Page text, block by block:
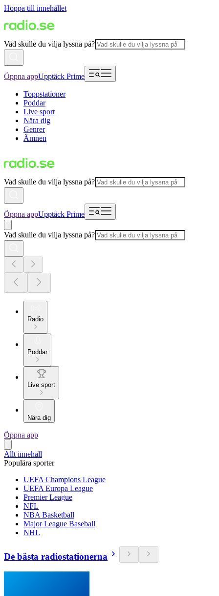
Hoppa till innehållet
Vad skulle du vilja lyssna på?
Öppna appUpptäck Prime
Toppstationer
Poddar
Live sport
Nära dig
Genrer
Ämnen
Vad skulle du vilja lyssna på?
Öppna appUpptäck Prime
Vad skulle du vilja lyssna på?
Radio
Poddar
Live sport
Nära dig
Öppna app
Allt innehåll
Populära sporter
UEFA Champions League
UEFA Europa League
Premier League
NFL
NBA Basketball
Major League Baseball
NHL
De bästa radiostationerna